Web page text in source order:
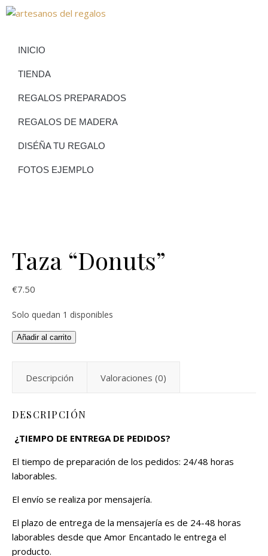
INICIO
TIENDA
REGALOS PREPARADOS
REGALOS DE MADERA
DISÉÑA TU REGALO
FOTOS EJEMPLO
Taza “Donuts”
€7.50
Solo quedan 1 disponibles
Añadir al carrito
Descripción Valoraciones (0)
DESCRIPCIÓN
¿TIEMPO DE ENTREGA DE PEDIDOS?
El tiempo de preparación de los pedidos: 24/48 horas
laborables.
El envío se realiza por mensajería.
El plazo de entrega de la mensajería es de 24-48 horas
laborables desde que Amor Encantado le entrega el
producto.